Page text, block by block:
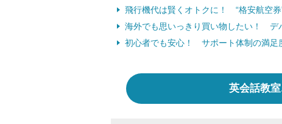
飛行機代は賢くオトクに！ “格安航空券
海外でも思いっきり買い物したい！ デ
初心者でも安心！ サポート体制の満足
英会話教